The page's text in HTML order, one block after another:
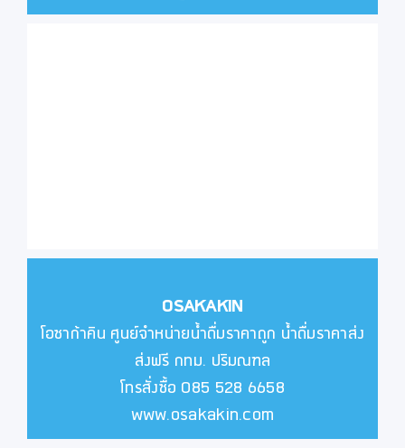
OSAKAKIN
โอซาก้าคิน ศูนย์จำหน่ายน้ำดื่มราคาถูก น้ำดื่มราคาส่ง
ส่งฟรี กทม. ปริมณฑล
โทรสั่งซื้อ 085 528 6658
www.osakakin.com